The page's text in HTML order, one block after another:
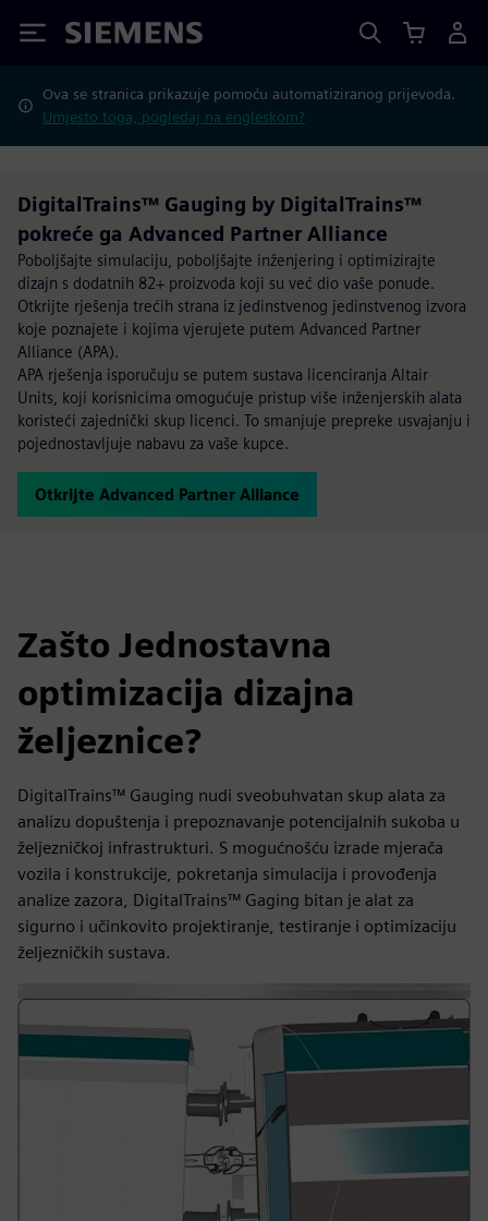
Siemens
Ova se stranica prikazuje pomoću automatiziranog prijevoda.
Umjesto toga, pogledaj na engleskom?
DigitalTrains™ Gauging by DigitalTrains™
pokreće ga Advanced Partner Alliance
Poboljšajte simulaciju, poboljšajte inženjering i optimizirajte
dizajn s dodatnih 82+ proizvoda koji su već dio vaše ponude.
Otkrijte rješenja trećih strana iz jedinstvenog jedinstvenog izvora
koje poznajete i kojima vjerujete putem Advanced Partner
Alliance (APA).
APA rješenja isporučuju se putem sustava licenciranja Altair
Units, koji korisnicima omogućuje pristup više inženjerskih alata
koristeći zajednički skup licenci. To smanjuje prepreke usvajanju i
pojednostavljuje nabavu za vaše kupce.
Otkrijte Advanced Partner Alliance
Zašto Jednostavna
optimizacija dizajna
željeznice?
DigitalTrains™ Gauging nudi sveobuhvatan skup alata za
analizu dopuštenja i prepoznavanje potencijalnih sukoba u
željezničkoj infrastrukturi. S mogućnošću izrade mjerača
vozila i konstrukcije, pokretanja simulacija i provođenja
analize zazora, DigitalTrains™ Gaging bitan je alat za
sigurno i učinkovito projektiranje, testiranje i optimizaciju
željezničkih sustava.